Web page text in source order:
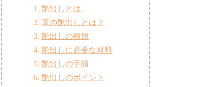
艶出しとは。
革の艶出しとは？
艶出しの種類
艶出しに必要な材料
艶出しの手順
艶出しのポイント